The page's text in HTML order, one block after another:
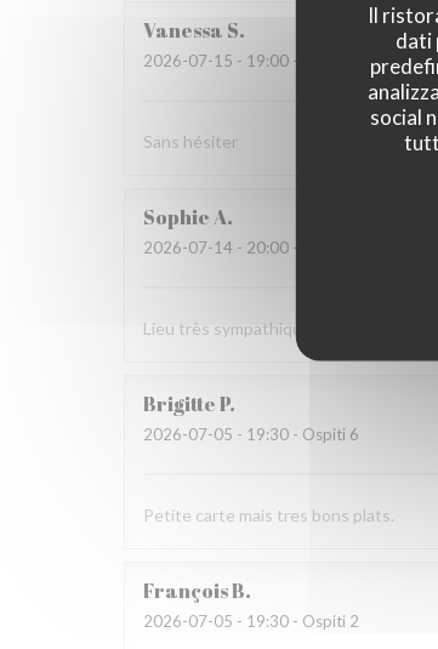
Il
dati
social
Vanessa S
2026-07-15 - 19:00 - Ospiti 3
Sans hésiter
SophieA
2026-07-14 - 20:00 - Ospiti 4
Lieu très sympathique, ambiance
BrigitteP
2026-07-05 - 19:30 - Ospiti 6
Petite carte mais tres bons plats.
FrançoisB
2026-07-05 - 19:30 - Ospiti 2